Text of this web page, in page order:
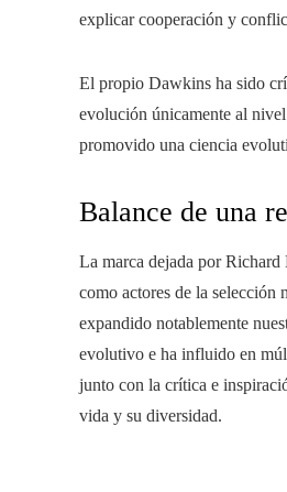
explicar cooperación y
El propio Dawkins ha sido
evolución únicamente al
promovido una ciencia
Balance de una
La marca dejada por
como actores de la
expandido notablemente
evolutivo e ha influido en
junto con la crítica e
vida y su diversidad.